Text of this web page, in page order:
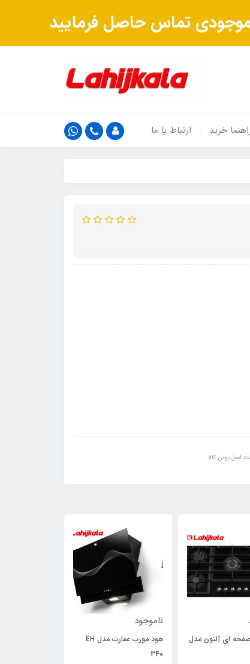
تماس حاصل فرمایید
خرید ارتباط با ما
اصل بودن کالا
صفحه ای آلتون مدل
ناموجود
هود مورب عمارت مدل EH
340